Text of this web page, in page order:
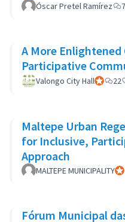
Óscar Pretel Ramírez
A More
Participative
Valongo City Hall 22
Maltepe Urban
for Inclusive,
Approach
MALTEPE MUNICIPALITY
Fórum Municipal